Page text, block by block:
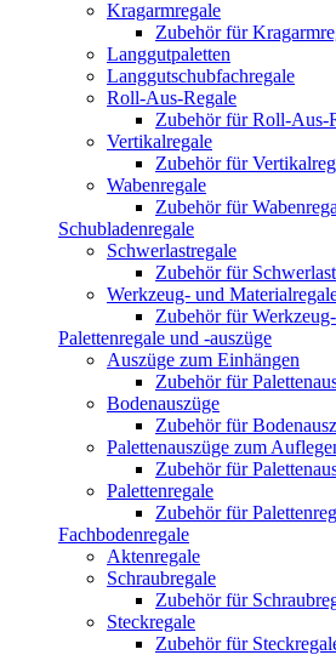
Kragarmregale
Zubehör für
Langgutpaletten
Langgutschubfachregale
Roll-Aus-Regale
Zubehör für Roll-Aus-
Vertikalregale
Zubehör für
Wabenregale
Zubehör für
Schubladenregale
Schwerlastregale
Zubehör für
Werkzeug- und
Zubehör für
Palettenregale und -auszüge
Auszüge zum Einhängen
Zubehör für
Bodenauszüge
Zubehör für
Palettenauszüge zum
Zubehör für
Palettenregale
Zubehör für
Fachbodenregale
Aktenregale
Schraubregale
Zubehör für
Steckregale
Zubehör für